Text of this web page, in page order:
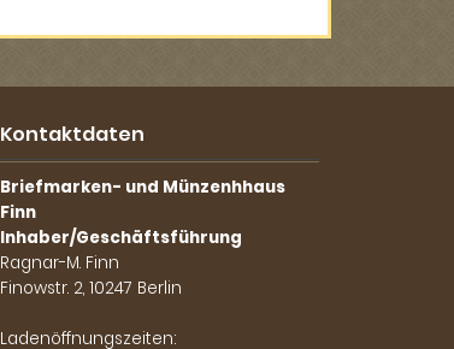
Kontaktdaten
Briefmarken- und Münzenhhaus
Finn
Inhaber/Geschäftsführung
Ragnar-M. Finn
Finowstr. 2, 10247 Berlin
Ladenöffnungszeiten: